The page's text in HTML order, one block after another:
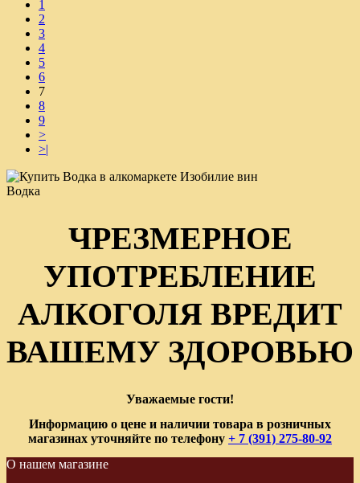
1
2
3
4
5
6
7
8
9
>
>|
Водка
ЧРЕЗМЕРНОЕ
УПОТРЕБЛЕНИЕ
АЛКОГОЛЯ ВРЕДИТ
ВАШЕМУ ЗДОРОВЬЮ
Уважаемые гости!
Информацию о цене и наличии товара в розничных
магазинах уточняйте по телефону + 7 (391) 275-80-92
О нашем магазине